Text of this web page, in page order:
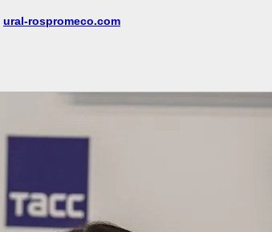
ural-rospromeco.com